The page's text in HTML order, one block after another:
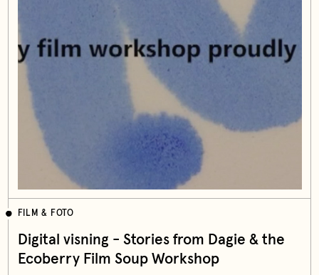
FILM & FOTO
Digital visning - Stories from Dagie & the
Ecoberry Film Soup Workshop